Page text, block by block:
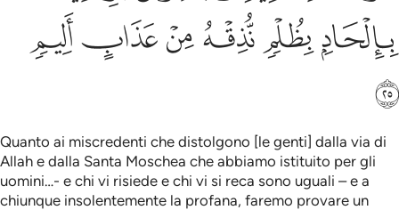
ﱟﱠﱡﱢﱣﱤ
ﱥ
Quanto ai miscredenti che distolgono [le genti] dalla via di
Allah e dalla Santa Moschea che abbiamo istituito per gli
uomini…- e chi vi risiede e chi vi si reca sono uguali – e a
chiunque insolentemente la profana, faremo provare un